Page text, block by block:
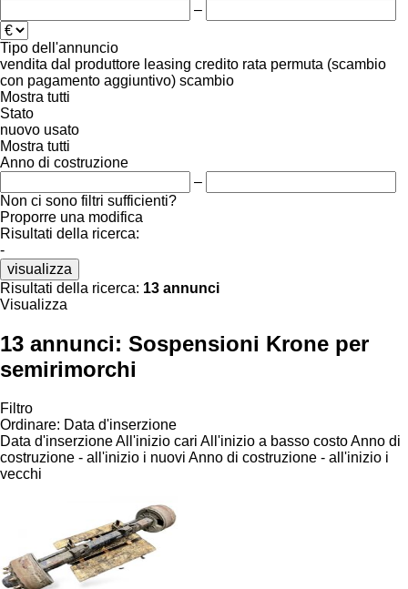
–
Tipo dell'annuncio
vendita dal produttore leasing credito rata permuta (scambio
con pagamento aggiuntivo) scambio
Mostra tutti
Stato
nuovo usato
Mostra tutti
Anno di costruzione
–
Non ci sono filtri sufficienti?
Proporre una modifica
Risultati della ricerca:
-
visualizza
Risultati della ricerca: 13 annunci
Visualizza
13 annunci: Sospensioni Krone per
semirimorchi
Filtro
Ordinare: Data d'inserzione
Data d'inserzioneAll'inizio cari All'inizio a basso costoAnno di
costruzione - all'inizio i nuovi Anno di costruzione - all'inizio i
vecchi